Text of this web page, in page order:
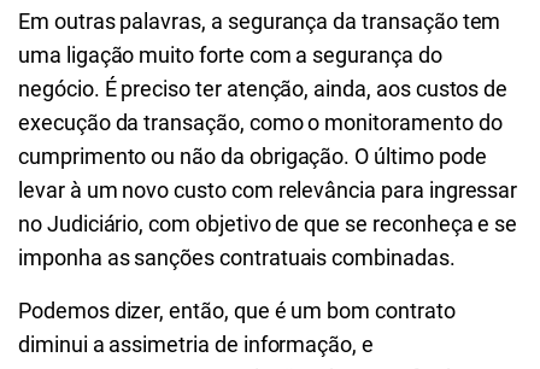
Em outras palavras, a segurança da transação tem
uma ligação muito forte com a segurança do
negócio. É preciso ter atenção, ainda, aos custos de
execução da transação, como o monitoramento do
cumprimento ou não da obrigação. O último pode
levar à um novo custo com relevância para ingressar
no Judiciário, com objetivo de que se reconheça e se
imponha as sanções contratuais combinadas.
Podemos dizer, então, que é um bom contrato
diminui a assimetria de informação, e